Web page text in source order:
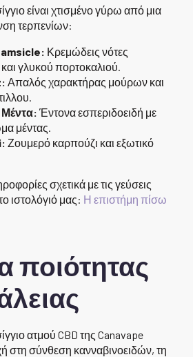
είναι χτισμένο γύρω από μια
τερπενίων:
Κρεμώδεις νότες
γλυκού πορτοκαλιού.
Απαλός χαρακτήρας μούρων και
Μέντα: Έντονα εσπεριδοειδή με
μέντας.
Ζουμερό καρπούζι και εξωτικό
σχετικά με τις γεύσεις
ιστολόγιό μας: Η επιστήμη πίσω
ποιότητας
ατμού CBD της Canavape
στη σύνθεση κανναβινοειδών, τη